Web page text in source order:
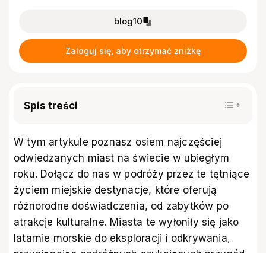
blog10
Zaloguj się, aby otrzymać zniżkę
Spis treści
W tym artykule poznasz osiem najczęściej
odwiedzanych miast na świecie w ubiegłym
roku. Dołącz do nas w podróży przez te tętniące
życiem miejskie destynacje, które oferują
różnorodne doświadczenia, od zabytków po
atrakcje kulturalne. Miasta te wyłoniły się jako
latarnie morskie do eksploracji i odkrywania,